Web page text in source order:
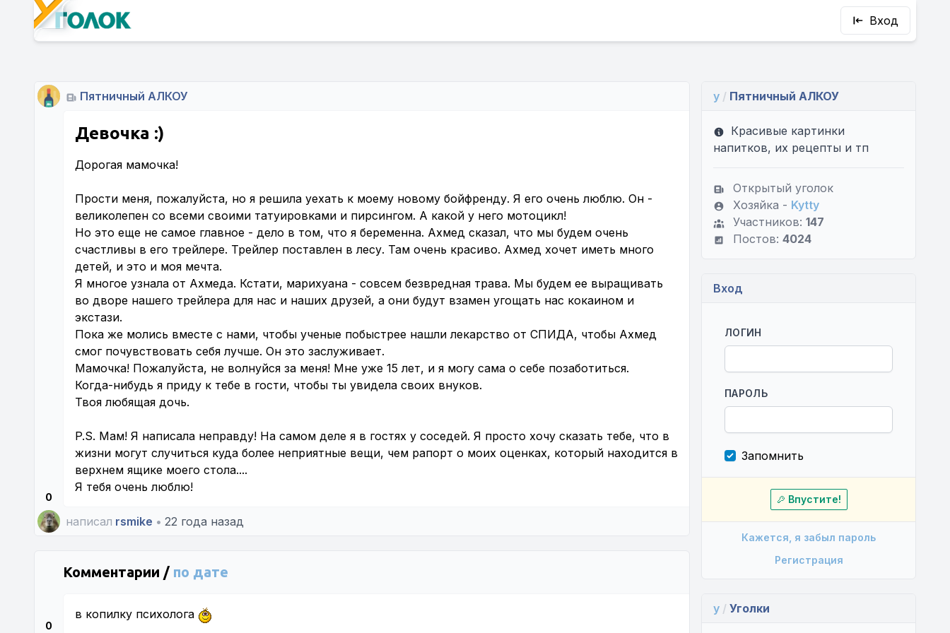
Вход
Пятничный АЛКОУ
0
Девочка :)
Дорогая мамочка!
Прости меня, пожалуйста, но я решила уехать к моему новому бойфренду. Я его очень люблю. Он -
великолепен со всеми своими татуировками и пирсингом. А какой у него мотоцикл!
Но это еще не самое главное - дело в том, что я беременна. Ахмед сказал, что мы будем очень
счастливы в его трейлере. Трейлер поставлен в лесу. Там очень красиво. Ахмед хочет иметь много
детей, и это и моя мечта.
Я многое узнала от Ахмеда. Кстати, марихуана - совсем безвредная трава. Мы будем ее выращивать
во дворе нашего трейлера для нас и наших друзей, а они будут взамен угощать нас кокаином и
экстази.
Пока же молись вместе с нами, чтобы ученые побыстрее нашли лекарство от СПИДА, чтобы Ахмед
смог почувствовать себя лучше. Он это заслуживает.
Мамочка! Пожалуйста, не волнуйся за меня! Мне уже 15 лет, и я могу сама о себе позаботиться.
Когда-нибудь я приду к тебе в гости, чтобы ты увидела своих внуков.
Твоя любящая дочь.
P.S. Мам! Я написала неправду! На самом деле я в гостях у соседей. Я просто хочу сказать тебе, что в
жизни могут случиться куда более неприятные вещи, чем рапорт о моих оценках, который находится в
верхнем ящике моего стола....
Я тебя очень люблю!
написал rsmike • 22 года назад
Комментарии / по дате
0
в копилку психолога
y / Пятничный АЛКОУ
Красивые картинки
напитков, их рецепты и тп
Открытый уголок
Хозяйка - Kytty
Участников: 147
Постов: 4024
Вход
ЛОГИН
ПАРОЛЬ
Запомнить
Впустите!
Кажется, я забыл пароль
Регистрация
y / Уголки